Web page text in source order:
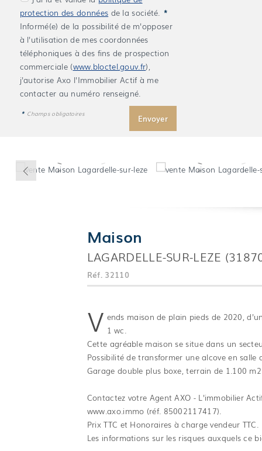
protection des données de la société. *
Informé(e) de la possibilité de m'opposer
à l'utilisation de mes coordonnées
téléphoniques à des fins de prospection
commerciale (www.bloctel.gouv.fr),
j'autorise Axo l'Immobilier Actif à me
contacter au numéro renseigné.
* Champs obligatoires
Maison
LAGARDELLE-SUR-LEZE
Réf. 32110
V ends maison de plain pieds de 2020,
1 wc.
Cette agréable maison se situe dans un
Possibilité de transformer une alcove en
Garage double plus boxe, terrain de 1.100
Contactez votre Agent AXO - L'immobilier
www.axo.immo (réf. 85002117417).
Prix TTC et Honoraires à charge vendeur TTC.
Les informations sur les risques auxquels ce